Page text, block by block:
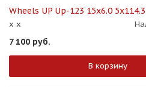
Wheels UP Up-123 15x6.0
x x
7 100 руб.
В корзину